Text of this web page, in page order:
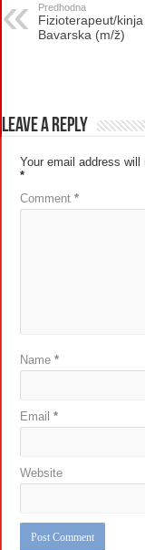
Predhodna
Fizioterapeut/
Bavarska (m/ž)
Leave a Reply
Your email address will
*
Comment*
Name*
Email*
Website